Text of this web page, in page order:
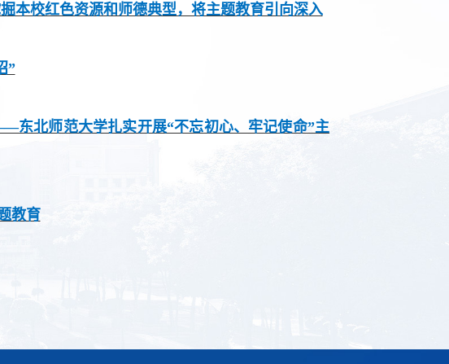
校红色资源和师德典型，将主题教育引向深入
”
东北师范大学扎实开展“不忘初心、牢记使命”主
教育